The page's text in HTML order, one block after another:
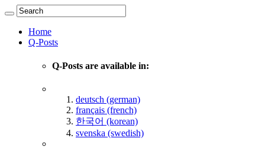
Home
Q-Posts
Q-Posts are available in:
deutsch (german)
français (french)
한국어 (korean)
svenska (swedish)